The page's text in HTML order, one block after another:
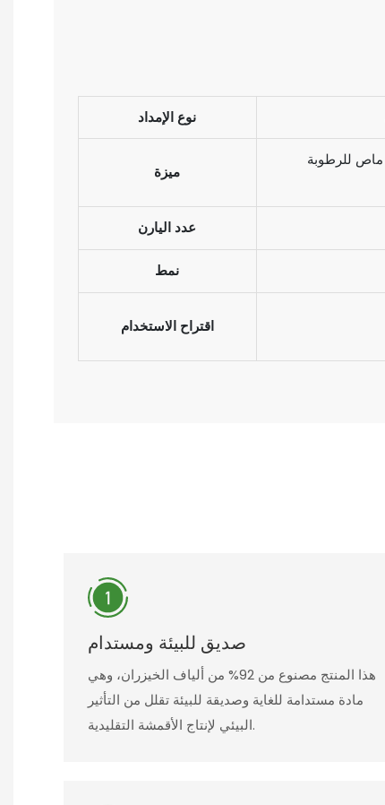
نوع الإمداد
ميزة
عدد اليارن
نمط
اقتراح الاستخدام
صديق للبيئة ومستدام
هذا المنتج مصنوع من 92% من ألياف الخيزران، وهي
مادة مستدامة للغاية وصديقة للبيئة تقلل من التأثير
البيئي لإنتاج الأقمشة التقليدية.